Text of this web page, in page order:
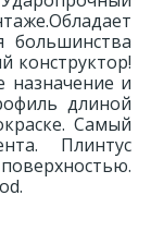
большинства
конструктор!
назначение и
длиной
Самый
Плинтус